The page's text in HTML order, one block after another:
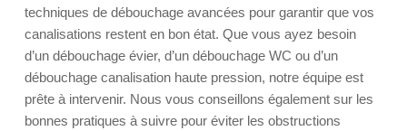
techniques de débouchage avancées pour garantir que vos
canalisations restent en bon état. Que vous ayez besoin
d’un débouchage évier, d’un débouchage WC ou d’un
débouchage canalisation haute pression, notre équipe est
prête à intervenir. Nous vous conseillons également sur les
bonnes pratiques à suivre pour éviter les obstructions